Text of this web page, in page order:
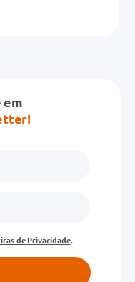
em
de Privacidade.